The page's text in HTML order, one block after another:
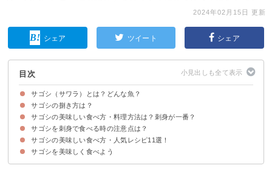
2024年02月15日 更新
シェア ツイート シェア
目次
サゴシ（サワラ）とは？どんな魚？
サゴシとサワラの違い
サゴシの旬の時期は秋〜冬
サゴシの捌き方は？
サゴシの美味しい食べ方・料理方法は？刺身が一番？
サゴシの食べ方は生刺身や炙りがおすすめ
刺身以外でサゴシに合う調理法・料理
サゴシを刺身で食べる時の注意点は？
①新鮮なサゴシを選ぶ
②釣った場合はすぐに血抜き・内臓を取り除いて臭みを防ぐ
③冷蔵保存した場合は1〜3日以内に食べ切る
④アニサキス対策を忘れない
サゴシの美味しい食べ方・人気レシピ11選！
①シンプルなサゴシの塩焼き
②サゴシの竜田揚げ
③サゴシのムニエル
④サゴシの洋風天ぷら
⑤サゴシの煮付け
⑥サゴシのフライ
⑦サゴシの西京味噌焼き
⑧サゴシの照り焼き
⑨サゴシの幽庵焼き
⑩昆布締め
⑪サゴシのピカタ
サゴシを美味しく食べよう